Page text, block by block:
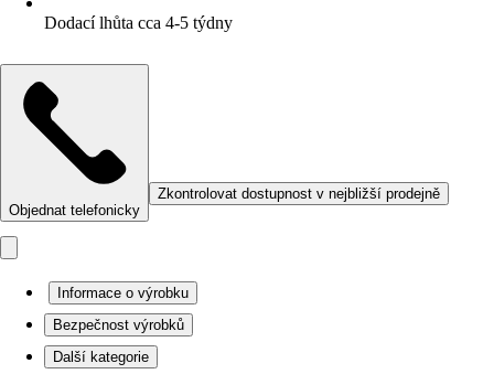
Dodací lhůta cca 4-5 týdny
Objednat telefonicky
Zkontrolovat dostupnost v nejbližší prodejně
Informace o výrobku
Bezpečnost výrobků
Další kategorie